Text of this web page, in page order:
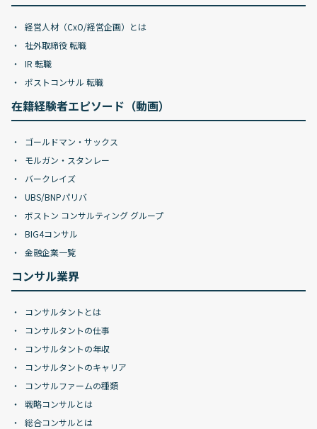
経営人材（CxO/経営企画）とは
社外取締役 転職
IR 転職
ポストコンサル 転職
在籍経験者エピソード（動画）
ゴールドマン・サックス
モルガン・スタンレー
バークレイズ
UBS/BNPパリバ
ボストン コンサルティング グループ
BIG4コンサル
金融企業一覧
コンサル業界
コンサルタントとは
コンサルタントの仕事
コンサルタントの年収
コンサルタントのキャリア
コンサルファームの種類
戦略コンサルとは
総合コンサルとは